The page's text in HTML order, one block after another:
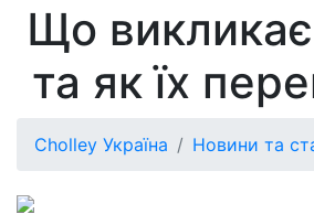
Що
та як їх
Cholley Україна Новини та